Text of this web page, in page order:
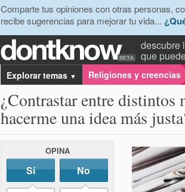
Comparte tus opiniones con otras personas,
recibe sugerencias para mejorar tu vida...
descubre
que
Explorar temas ▼ Religiones y creencias
¿Contrastar entre distintos
hacerme una idea más
OPINA
Sí No